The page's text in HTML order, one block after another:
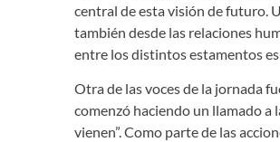
central de esta visión de futuro.
también desde las relaciones
entre los distintos estamentos
Otra de las voces de la jornada
comenzó haciendo un llamado a
vienen”. Como parte de las